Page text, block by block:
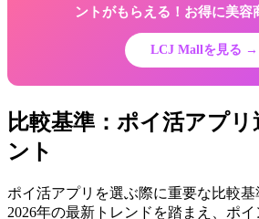
ントがもらえる！お得に美容
LCJ Mallを見る →
比較基準：ポイ活アプ
ント
ポイ活アプリを選ぶ際に重要な比較基
2026年の最新トレンドを踏まえ、ポ